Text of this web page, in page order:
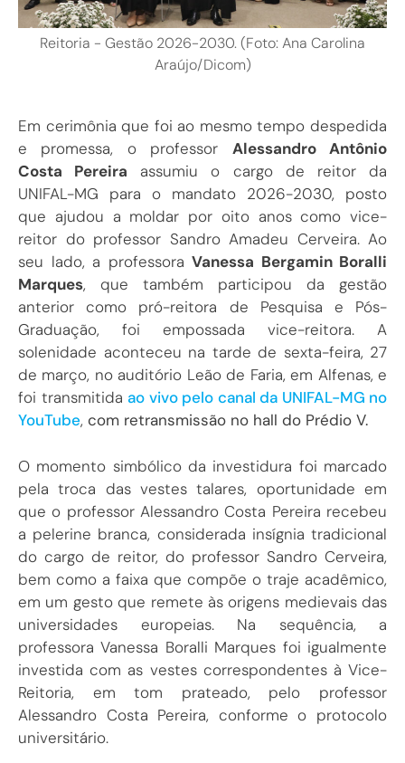
Reitoria - Gestão 2026-2030. (Foto: Ana Carolina
Araújo/Dicom)
Em cerimônia que foi ao mesmo tempo despedida
e promessa, o professor Alessandro Antônio
Costa Pereira assumiu o cargo de reitor da
UNIFAL-MG para o mandato 2026-2030, posto
que ajudou a moldar por oito anos como vice-
reitor do professor Sandro Amadeu Cerveira. Ao
seu lado, a professora Vanessa Bergamin Boralli
Marques, que também participou da gestão
anterior como pró-reitora de Pesquisa e Pós-
Graduação, foi empossada vice-reitora. A
solenidade aconteceu na tarde de sexta-feira, 27
de março, no auditório Leão de Faria, em Alfenas, e
foi transmitida ao vivo pelo canal da UNIFAL-MG no
YouTube, com retransmissão no hall do Prédio V.
O momento simbólico da investidura foi marcado
pela troca das vestes talares, oportunidade em
que o professor Alessandro Costa Pereira recebeu
a pelerine branca, considerada insígnia tradicional
do cargo de reitor, do professor Sandro Cerveira,
bem como a faixa que compõe o traje acadêmico,
em um gesto que remete às origens medievais das
universidades europeias. Na sequência, a
professora Vanessa Boralli Marques foi igualmente
investida com as vestes correspondentes à Vice-
Reitoria, em tom prateado, pelo professor
Alessandro Costa Pereira, conforme o protocolo
universitário.